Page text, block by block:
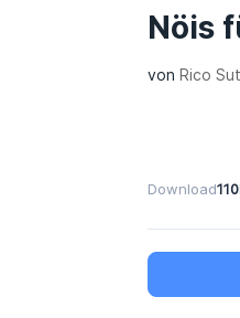
Nöis
vonRico
Download110